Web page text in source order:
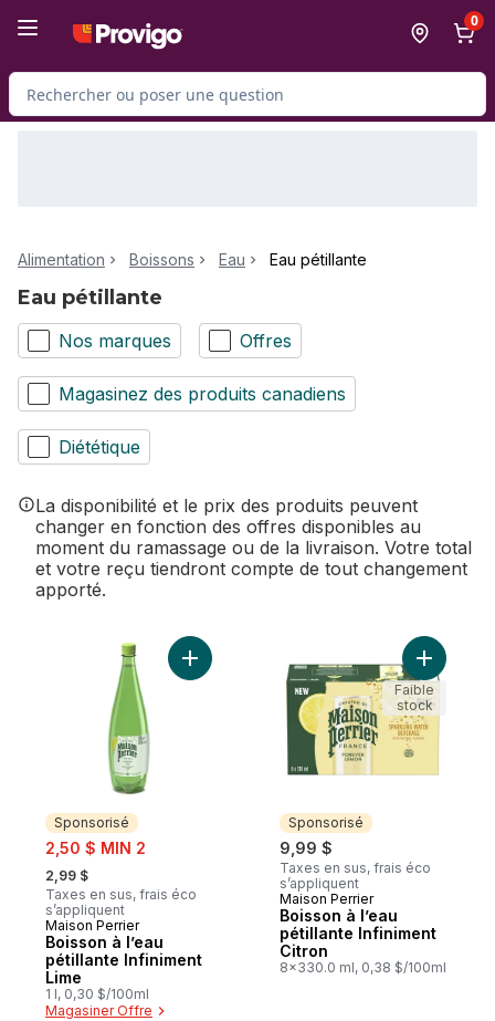
0
Rechercher des produits
Alimentation Boissons Eau Eau pétillante
Eau pétillante
Nos marques Offres
Magasinez des produits canadiens
Diététique
La disponibilité et le prix des produits peuvent
changer en fonction des offres disponibles au
moment du ramassage ou de la livraison. Votre total
et votre reçu tiendront compte de tout changement
apporté.
Sponsorisé
sale:
2,50 $ MIN 2
, formerly:
2,99 $
Taxes en sus, frais éco
s’appliquent
Sponsorisé
Maison Perrier
Boisson à l’eau
pétillante Infiniment
Lime
1 l, 0,30 $/100ml
Magasiner Offre
Ajouter Boisson à l’eau pétillante
Sponsorisé
9,99 $
Taxes en sus, frais éco
s’appliquent
Sponsorisé
Maison Perrier
Boisson à l’eau
pétillante Infiniment
Citron
8x330.0 ml, 0,38 $/100ml
Ajouter
Faible
stock